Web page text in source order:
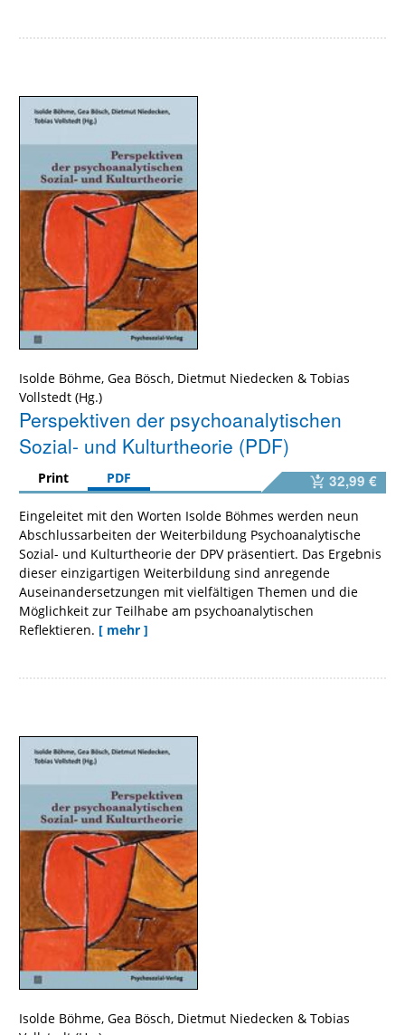
Isolde Böhme, Gea Bösch, Dietmut Niedecken & Tobias
Vollstedt
Perspektiven der psychoanalytischen
Sozial- und Kulturtheorie (PDF)
Print PDF 32,99 €
Eingeleitet mit den Worten Isolde Böhmes werden neun
Abschlussarbeiten der Weiterbildung Psychoanalytische
Sozial- und Kulturtheorie der DPV präsentiert. Das Ergebnis
dieser einzigartigen Weiterbildung sind anregende
Auseinandersetzungen mit vielfältigen Themen und die
Möglichkeit zur Teilhabe am psychoanalytischen
Reflektieren. [ mehr ]
Isolde Böhme, Gea Bösch, Dietmut Niedecken & Tobias